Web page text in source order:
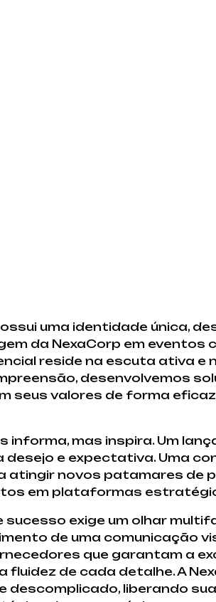
uma identidade única,
da NexaCorp em eventos
reside na escuta ativa e
desenvolvemos
seus valores de forma
informa, mas inspira. Um
e expectativa. Uma
atingir novos patamares de
em plataformas
exige um olhar
de uma comunicação
que garantam a
fluidez de cada detalhe. A
liberando